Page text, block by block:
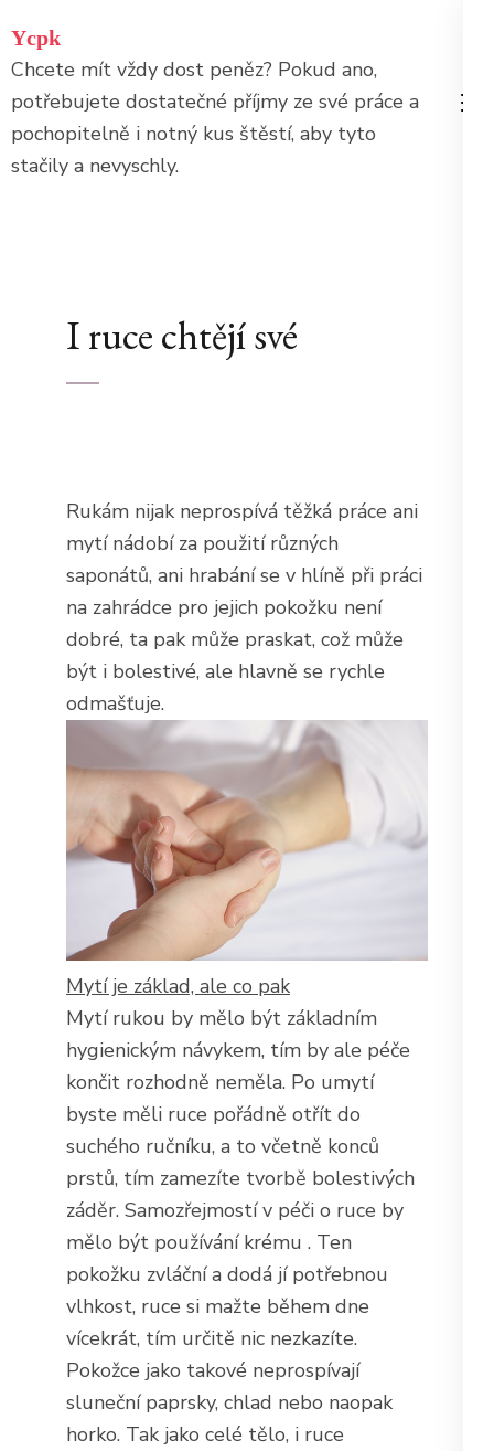
na
obsah
(stiskněte
Enter)
Ycpk
Chcete mít vždy dost peněz? Pokud ano,
potřebujete dostatečné příjmy ze své práce a
pochopitelně i notný kus štěstí, aby tyto
stačily a nevyschly.
I ruce chtějí své
Rukám nijak neprospívá těžká práce ani
mytí nádobí za použití různých
saponátů, ani hrabání se v hlíně při práci
na zahrádce pro jejich pokožku není
dobré, ta pak může praskat, což může
být i bolestivé, ale hlavně se rychle
odmašťuje.
Mytí je základ, ale co pak
Mytí rukou by mělo být základním
hygienickým návykem, tím by ale péče
končit rozhodně neměla. Po umytí
byste měli ruce pořádně otřít do
suchého ručníku, a to včetně konců
prstů, tím zamezíte tvorbě bolestivých
záděr. Samozřejmostí v péči o ruce by
mělo být používání krému . Ten
pokožku zvláční a dodá jí potřebnou
vlhkost, ruce si mažte během dne
vícekrát, tím určitě nic nezkazíte.
Pokožce jako takové neprospívají
sluneční paprsky, chlad nebo naopak
horko. Tak jako celé tělo, i ruce